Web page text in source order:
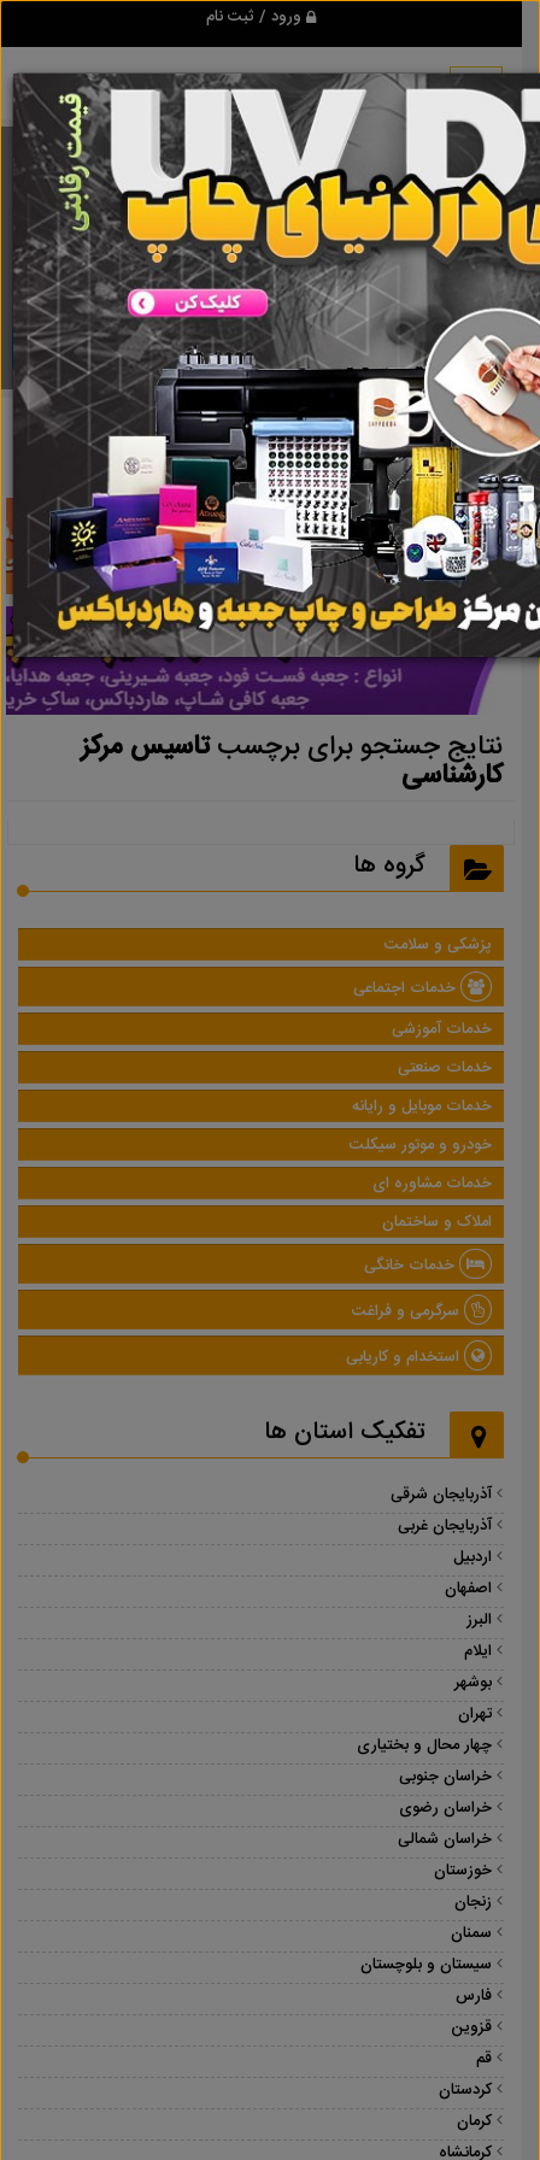
ورود / ثبت نام
برنامه اندروید تبلیغ شو
مرجع نیازمندیها و تبلیغات اینترنتی
دانلود
تبلیغ شو تاسیس مرکز کارشناسی نتایج جستجو برای برچسب
تاسیس
مرکز کارشناسی
نتایج جستجو برای برچسبتاسیس مرکز
کارشناسی
گروه ها
پزشکی و سلامت
خدمات اجتماعی
خدمات آموزشی
خدمات صنعتی
خدمات موبایل و رایانه
خودرو و موتور سیکلت
خدمات مشاوره ای
املاک و ساختمان
خدمات خانگی
سرگرمی و فراغت
استخدام و کاریابی
تفکیک استان ها
آذربایجان شرقی
آذربایجان غربی
اردبیل
اصفهان
البرز
ایلام
بوشهر
تهران
چهار محال و بختیاری
خراسان جنوبی
خراسان رضوی
خراسان شمالی
خوزستان
زنجان
سمنان
سیستان و بلوچستان
فارس
قزوین
قم
کردستان
کرمان
کرمانشاه